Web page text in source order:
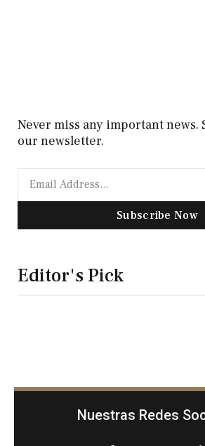
Never miss any important news.
our newsletter.
Subscribe Now
Editor's Pick
Nuestras Redes